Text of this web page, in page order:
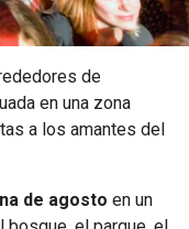
de
en una zona
a los amantes del
de agosto en un